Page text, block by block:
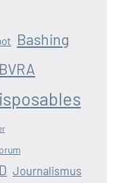
Bashing
BVRA
Journalismus